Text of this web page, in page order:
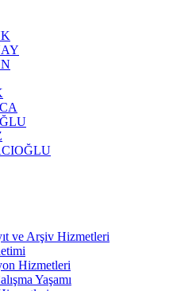
ve Arşiv Hizmetleri
Hizmetleri
Yaşamı